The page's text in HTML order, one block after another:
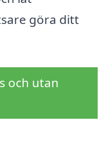
göra ditt
och utan